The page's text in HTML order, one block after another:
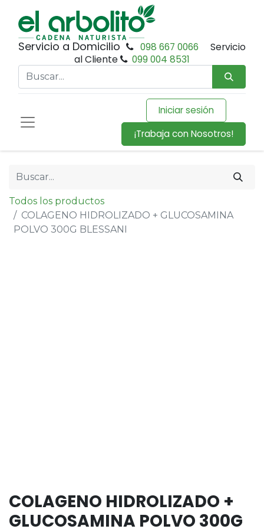
Servicio a Domicilio 098 667 0066
Servicio
al Cliente
099 004 8531
Iniciar sesión
¡Trabaja con Nosotros!
Todos los productos
COLAGENO HIDROLIZADO + GLUCOSAMINA
POLVO 300G BLESSANI
COLAGENO HIDROLIZADO +
GLUCOSAMINA POLVO 300G